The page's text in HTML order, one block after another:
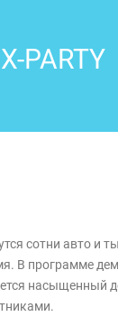
сотни авто и
В программе
насыщенный